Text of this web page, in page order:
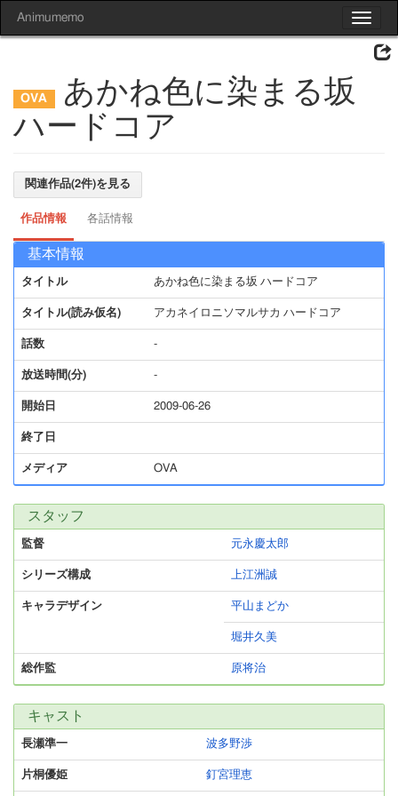
Toggle
Animumemo
あかね色に染まる坂
ハードコア
関連作品(2件)を見る
作品情報 各話情報
基本情報
タイトル あかね色に染まる坂 ハードコア
タイトル(読み仮名) アカネイロニソマルサカ ハードコア
話数 -
放送時間(分) -
開始日 2009-06-26
終了日
メディア OVA
スタッフ
監督 元永慶太郎
シリーズ構成 上江洲誠
キャラデザイン 平山まどか
堀井久美
総作監 原将治
キャスト
長瀬準一 波多野渉
片桐優姫 釘宮理恵